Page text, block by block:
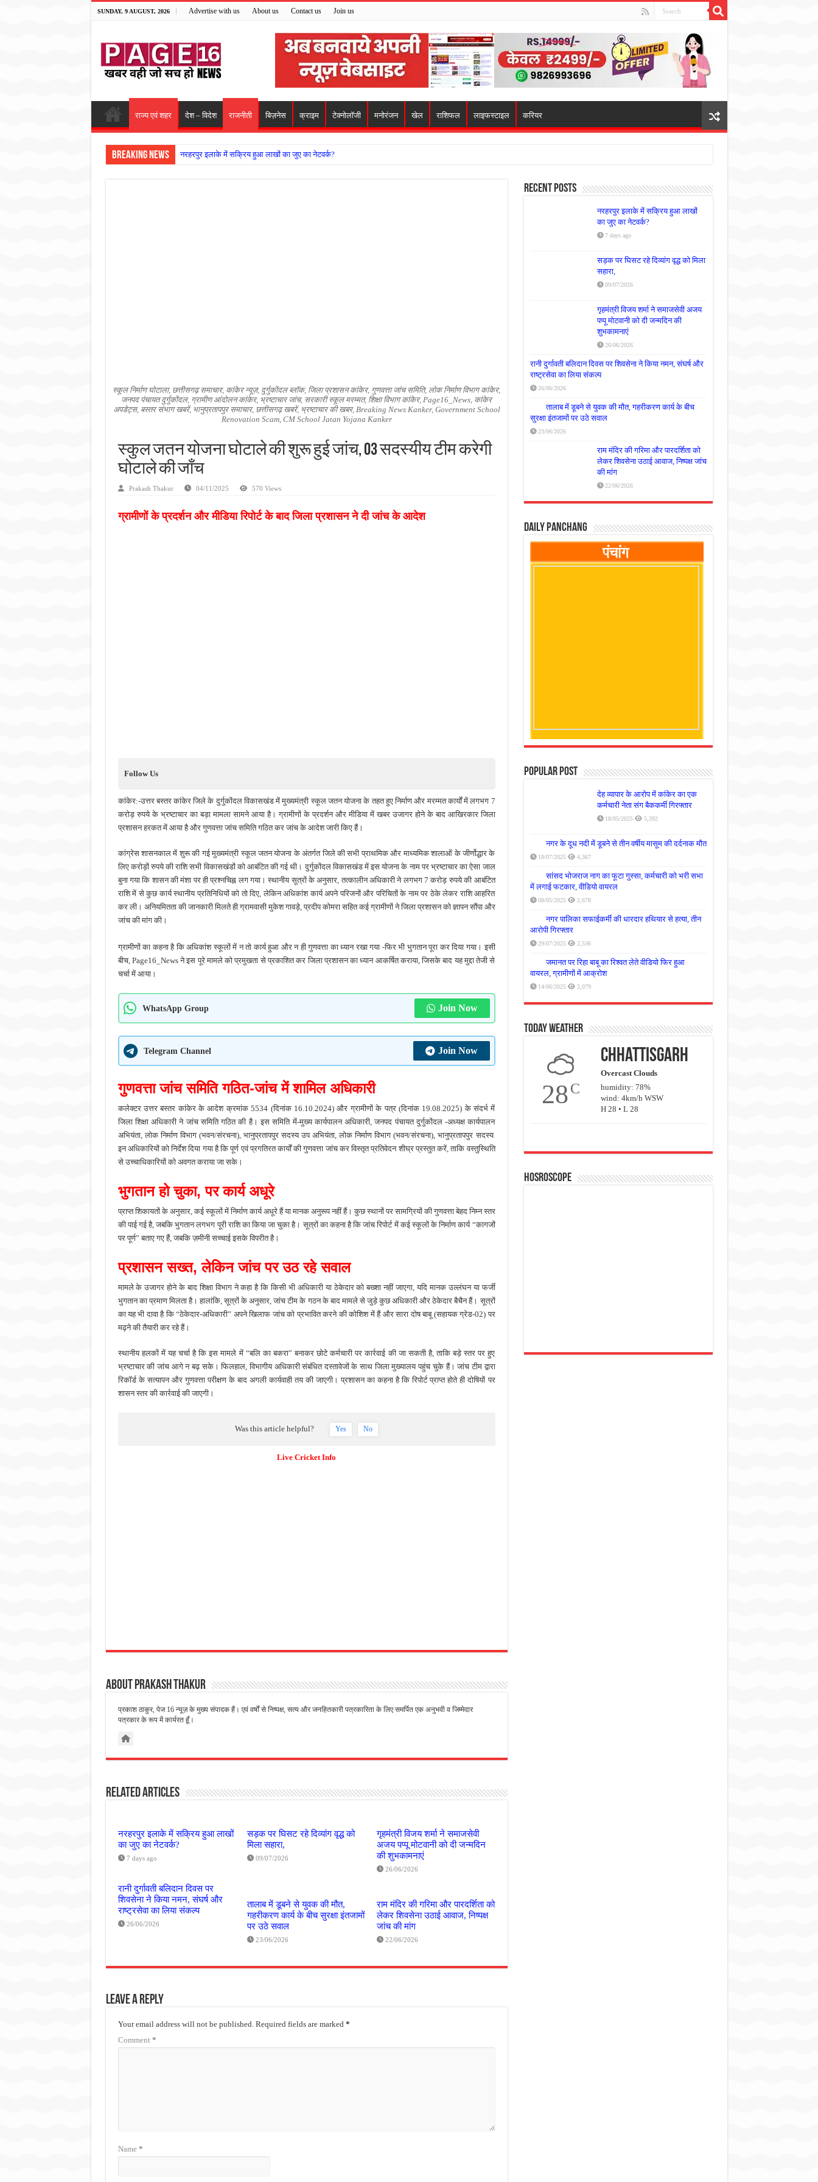
SUNDAY, 9 AUGUST, 2026 Advertise with us About us Contact us Join us
राज्य एवं शहर देश – विदेश राजनीती बिज़नेस क्राइम टेक्नोलॉजी मनोरंजन खेल राशिफल लाइफस्टाइल करियर
Breaking News नरहरपुर इलाके में सक्रिय हुआ लाखों का जुए का नेटवर्क?
स्कूल निर्माण घोटाला, छत्तीसगढ़ समाचार, कांकेर न्यूज़, दुर्गुकोंदल ब्लॉक, जिला प्रशासन कांकेर, गुणवत्ता जांच समिति, लोक निर्माण विभाग कांकेर,
जनपद पंचायत दुर्गुकोंदल, ग्रामीण आंदोलन कांकेर, भ्रष्टाचार जांच, सरकारी स्कूल मरम्मत, शिक्षा विभाग कांकेर, Page16_News, कांकेर
अपडेट्स, बस्तर संभाग खबरें, भानुप्रतापपुर समाचार, छत्तीसगढ़ खबरें, भ्रष्टाचार की खबर, Breaking News Kanker, Government School
Renovation Scam, CM School Jatan Yojana Kanker
स्कुल जतन योजना घोटाले की शुरू हुई जांच, 03 सदस्यीय टीम करेगी
घोटाले की जाँच
Prakash Thakur 04/11/2025 570 Views
ग्रामीणों के प्रदर्शन और मीडिया रिपोर्ट के बाद जिला प्रशासन ने दी जांच के आदेश
Follow Us
कांकेर:-उत्तर बस्तर कांकेर जिले के दुर्गुकोंदल विकासखंड में मुख्यमंत्री स्कूल जतन योजना के तहत हुए निर्माण और मरम्मत कार्यों में लगभग 7
करोड़ रुपये के भ्रष्टाचार का बड़ा मामला सामने आया है। ग्रामीणों के प्रदर्शन और मीडिया में खबर उजागर होने के बाद आखिरकार जिला
प्रशासन हरकत में आया है और गुणवत्ता जांच समिति गठित कर जांच के आदेश जारी किए हैं।
कांग्रेस शासनकाल में शुरू की गई मुख्यमंत्री स्कूल जतन योजना के अंतर्गत जिले की सभी प्राथमिक और माध्यमिक शालाओं के जीर्णोद्धार के
लिए करोड़ों रुपये की राशि सभी विकासखंडों को आबंटित की गई थी। दुर्गुकोंदल विकासखंड में इस योजना के नाम पर भ्रष्टाचार का ऐसा जाल
बुना गया कि शासन की मंशा पर ही प्रश्नचिह्न लग गया। स्थानीय सूत्रों के अनुसार, तत्कालीन अधिकारी ने लगभग 7 करोड़ रुपये की आबंटित
राशि में से कुछ कार्य स्थानीय प्रतिनिधियों को तो दिए, लेकिन अधिकांश कार्य अपने परिजनों और परिचितों के नाम पर ठेके लेकर राशि आहरित
कर ली। अनियमितता की जानकारी मिलते ही ग्रामवासी मुकेश गावड़े, प्रदीप कोमरा सहित कई ग्रामीणों ने जिला प्रशासन को ज्ञापन सौंपा और
जांच की मांग की।
ग्रामीणों का कहना है कि अधिकांश स्कूलों में न तो कार्य हुआ और न ही गुणवत्ता का ध्यान रखा गया -फिर भी भुगतान पूरा कर दिया गया। इसी
बीच, Page16_News ने इस पूरे मामले को प्रमुखता से प्रकाशित कर जिला प्रशासन का ध्यान आकर्षित कराया, जिसके बाद यह मुद्दा तेजी से
चर्चा में आया।
WhatsApp Group Join Now
Telegram Channel Join Now
गुणवत्ता जांच समिति गठित-जांच में शामिल अधिकारी
कलेक्टर उत्तर बस्तर कांकेर के आदेश क्रमांक 5534 (दिनांक 16.10.2024) और ग्रामीणों के पत्र (दिनांक 19.08.2025) के संदर्भ में
जिला शिक्षा अधिकारी ने जांच समिति गठित की है। इस समिति में-मुख्य कार्यपालन अधिकारी, जनपद पंचायत दुर्गुकोंदल -अध्यक्ष कार्यपालन
अभियंता, लोक निर्माण विभाग (भवन/संरचना), भानुप्रतापपुर सदस्य उप अभियंता, लोक निर्माण विभाग (भवन/संरचना), भानुप्रतापपुर सदस्य
इन अधिकारियों को निर्देश दिया गया है कि पूर्ण एवं प्रगतिरत कार्यों की गुणवत्ता जांच कर विस्तृत प्रतिवेदन शीघ्र प्रस्तुत करें, ताकि वस्तुस्थिति
से उच्चाधिकारियों को अवगत कराया जा सके।
भुगतान हो चुका, पर कार्य अधूरे
प्राप्त शिकायतों के अनुसार, कई स्कूलों में निर्माण कार्य अधूरे हैं या मानक अनुरूप नहीं हैं। कुछ स्थानों पर सामग्रियों की गुणवत्ता बेहद निम्न स्तर
की पाई गई है, जबकि भुगतान लगभग पूरी राशि का किया जा चुका है। सूत्रों का कहना है कि जांच रिपोर्ट में कई स्कूलों के निर्माण कार्य “कागजों
पर पूर्ण” बताए गए हैं, जबकि ज़मीनी सच्चाई इसके विपरीत है।
प्रशासन सख्त, लेकिन जांच पर उठ रहे सवाल
मामले के उजागर होने के बाद शिक्षा विभाग ने कहा है कि किसी भी अधिकारी या ठेकेदार को बख्शा नहीं जाएगा, यदि मानक उल्लंघन या फर्जी
भुगतान का प्रमाण मिलता है। हालांकि, सूत्रों के अनुसार, जांच टीम के गठन के बाद मामले से जुड़े कुछ अधिकारी और ठेकेदार बैचैन हैं। सूत्रों
का यह भी दावा है कि “ठेकेदार-अधिकारी” अपने खिलाफ जांच को प्रभावित करने की कोशिश में हैं और सारा दोष बाबू (सहायक ग्रेड-02) पर
मढ़ने की तैयारी कर रहे हैं।
स्थानीय हलकों में यह चर्चा है कि इस मामले में “बलि का बकरा” बनाकर छोटे कर्मचारी पर कार्रवाई की जा सकती है, ताकि बड़े स्तर पर हुए
भ्रष्टाचार की जांच आगे न बढ़ सके। फिलहाल, विभागीय अधिकारी संबंधित दस्तावेजों के साथ जिला मुख्यालय पहुंच चुके हैं। जांच टीम द्वारा
रिकॉर्ड के सत्यापन और गुणवत्ता परीक्षण के बाद अगली कार्यवाही तय की जाएगी। प्रशासन का कहना है कि रिपोर्ट प्राप्त होते ही दोषियों पर
शासन स्तर की कार्रवाई की जाएगी।
Was this article helpful? Yes No
Live Cricket Info
About Prakash Thakur
प्रकाश ठाकुर, पेज 16 न्यूज़ के मुख्य संपादक हैं। एवं वर्षों से निष्पक्ष, सत्य और जनहितकारी पत्रकारिता के लिए समर्पित एक अनुभवी व जिम्मेदार
पत्रकार के रूप में कार्यरत हूँ।
Related Articles
नरहरपुर इलाके में सक्रिय हुआ लाखों
का जुए का नेटवर्क?
7 days ago
सड़क पर घिसट रहे दिव्यांग वृद्ध को
मिला सहारा,
09/07/2026
गृहमंत्री विजय शर्मा ने समाजसेवी
अजय पप्पू मोटवानी को दी जन्मदिन
की शुभकामनाएं
26/06/2026
रानी दुर्गावती बलिदान दिवस पर
शिवसेना ने किया नमन, संघर्ष और
राष्ट्रसेवा का लिया संकल्प
26/06/2026
तालाब में डूबने से युवक की मौत,
गहरीकरण कार्य के बीच सुरक्षा इंतजामों
पर उठे सवाल
23/06/2026
राम मंदिर की गरिमा और पारदर्शिता को
लेकर शिवसेना उठाई आवाज, निष्पक्ष
जांच की मांग
22/06/2026
Leave a Reply
Your email address will not be published. Required fields are marked *
Comment *
Name *
Recent Posts
नरहरपुर इलाके में सक्रिय हुआ लाखों
का जुए का नेटवर्क?
7 days ago
सड़क पर घिसट रहे दिव्यांग वृद्ध को मिला
सहारा,
09/07/2026
गृहमंत्री विजय शर्मा ने समाजसेवी अजय
पप्पू मोटवानी को दी जन्मदिन की
शुभकामनाएं
26/06/2026
रानी दुर्गावती बलिदान दिवस पर शिवसेना ने किया नमन, संघर्ष और
राष्ट्रसेवा का लिया संकल्प
26/06/2026
तालाब में डूबने से युवक की मौत, गहरीकरण कार्य के बीच
सुरक्षा इंतजामों पर उठे सवाल
23/06/2026
राम मंदिर की गरिमा और पारदर्शिता को
लेकर शिवसेना उठाई आवाज, निष्पक्ष जांच
की मांग
22/06/2026
Daily Panchang
Popular Post
देह व्यापार के आरोप में कांकेर का एक
कर्मचारी नेता संग बैककर्मी गिरफ्तार
18/05/2025 5,392
नगर के दूध नदी में डूबने से तीन वर्षीय मासूम की दर्दनाक मौत
18/07/2025 4,367
सांसद भोजराज नाग का फूटा गुस्सा, कर्मचारी को भरी सभा
में लगाई फटकार, वीडियो वायरल
08/05/2025 2,678
नगर पालिका सफाईकर्मी की धारदार हथियार से हत्या, तीन
आरोपी गिरफ्तार
29/07/2025 2,536
जमानत पर रिहा बाबू का रिश्वत लेते वीडियो फिर हुआ
वायरल, ग्रामीणों में आक्रोश
14/06/2025 2,079
Today Weather
28C
Chhattisgarh
Overcast Clouds
humidity: 78%
wind: 4km/h WSW
H 28 • L 28
Hosroscope